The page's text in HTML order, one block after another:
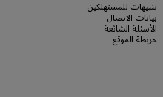
تنبيهات للمستهلكين
بيانات الاتصال
الأسئلة الشائعة
خريطة الموقع